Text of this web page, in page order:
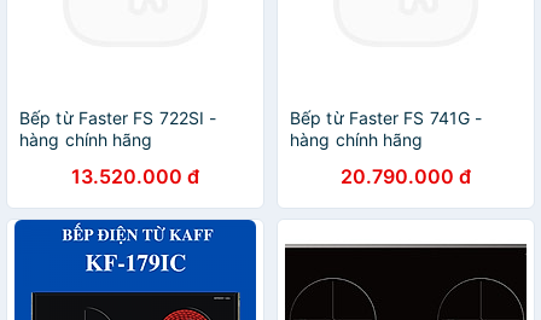
Bếp từ Faster FS 722SI -
hàng chính hãng
13.520.000 đ
Bếp từ Faster FS 741G -
hàng chính hãng
20.790.000 đ